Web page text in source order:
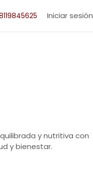
Iniciar sesión
y nutritiva con
y bienestar.